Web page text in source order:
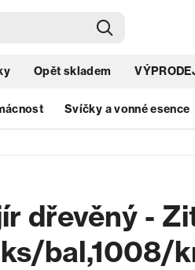
Opět skladem
Svíčky a vonné esence
dřevěný -
bal,1008/